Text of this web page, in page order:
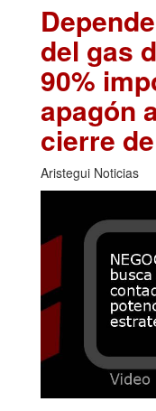
del gas
90%
apagón
cierre
Aristegui Noticias